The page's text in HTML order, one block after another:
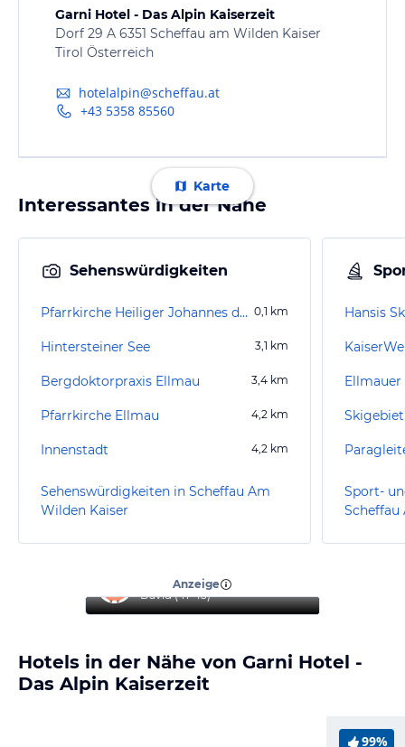
Garni Hotel - Das Alpin Kaiserzeit
Dorf 29 A 6351 Scheffau am Wilden Kaiser
Tirol Österreich
hotelalpin@scheffau.at
+43 5358 85560
Karte
Interessantes in der Nähe
Sehenswürdigkeiten
Pfarrkirche Heiliger Johannes der Täufer 0,1 km
Hintersteiner See 3,1 km
Bergdoktorpraxis Ellmau 3,4 km
Pfarrkirche Ellmau 4,2 km
Innenstadt 4,2 km
Sehenswürdigkeiten in Scheffau Am
Wilden Kaiser
Ellmauer
Sport-
Scheffau
Anzeige
David (41-45)
Hotels in der Nähe von Garni Hotel -
Das Alpin Kaiserzeit
99%